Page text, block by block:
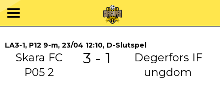
LA3-1, P12 9-m, 23/04 12:10, D-Slutspel
Skara FC
P05 2
3 - 1
Degerfors IF
ungdom